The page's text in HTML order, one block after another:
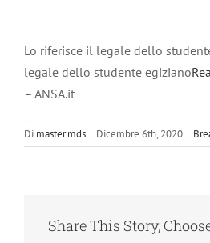
Lo riferisce il legale dello
legale dello studente egiziano
– ANSA.it
Di master.mds | Dicembre 6th, 2020 |
Share This Story,